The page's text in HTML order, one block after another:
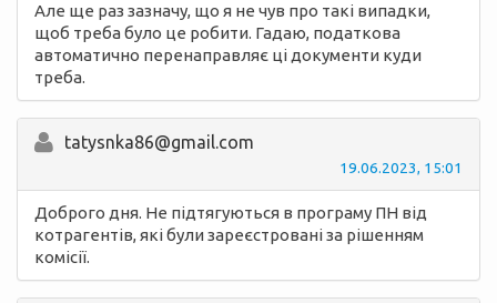
Але ще раз зазначу, що я не чув про такі випадки,
щоб треба було це робити. Гадаю, податкова
автоматично перенаправляє ці документи куди
треба.
tatysnka86@gmail.com
19.06.2023, 15:01
Доброго дня. Не підтягуються в програму ПН від
котрагентів, які були зареєстровані за рішенням
комісії.